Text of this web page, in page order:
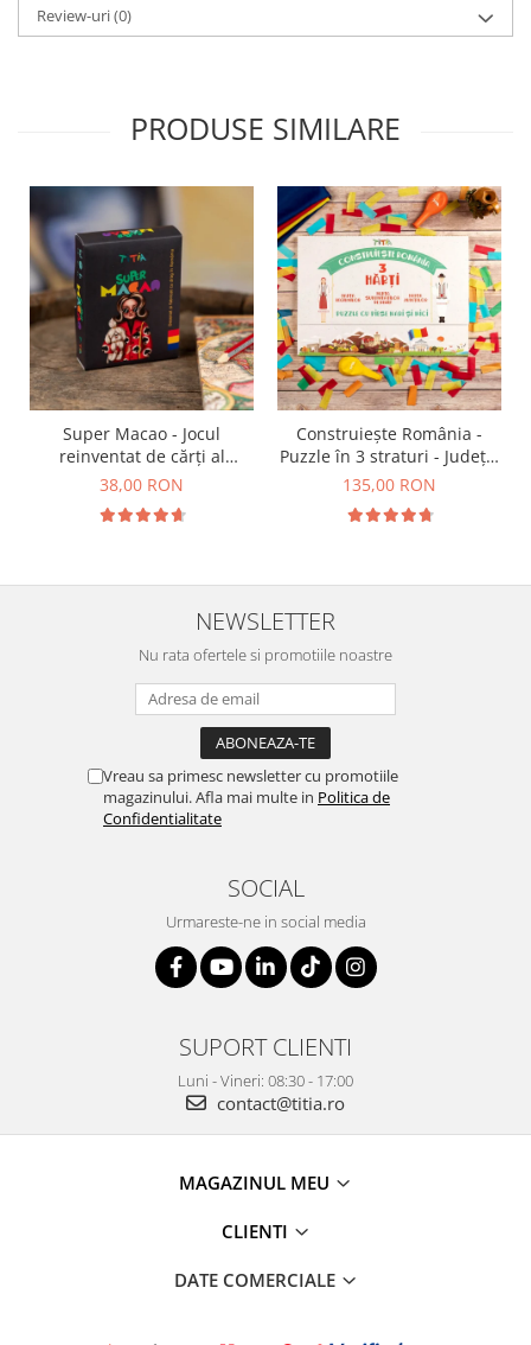
Review-uri(0)
PRODUSE SIMILARE
Super Macao - Jocul
reinventat de cărți al
copilăriei
38,00 RON
Construiește România -
Puzzle în 3 straturi - Județe,
Regiuni, Relief
135,00 RON
NEWSLETTER
Nu rata ofertele si promotiile noastre
Vreau sa primesc newsletter cu promotiile
magazinului. Afla mai multe in Politica de
Confidentialitate
SOCIAL
Urmareste-ne in social media
SUPORT CLIENTI
Luni - Vineri: 08:30 - 17:00
contact@titia.ro
MAGAZINUL MEU
CLIENTI
DATE COMERCIALE